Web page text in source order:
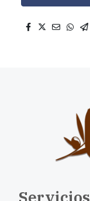
Servicios